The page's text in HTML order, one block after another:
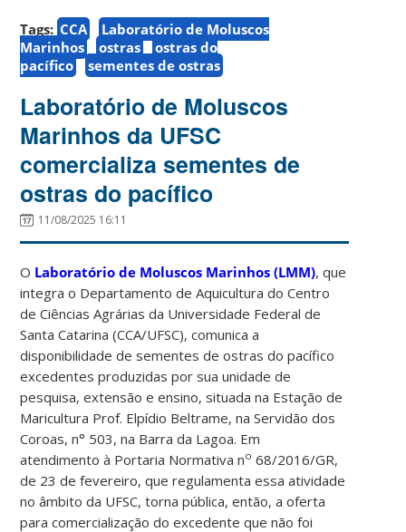
Tags: CCA
Laboratório de Moluscos
Marinhos
ostras
ostras do
pacífico
sementes de ostras
Laboratório de Moluscos
Marinhos da UFSC
comercializa sementes de
ostras do pacífico
11/08/2025 16:11
O Laboratório de Moluscos Marinhos (LMM), que
integra o Departamento de Aquicultura do Centro
de Ciências Agrárias da Universidade Federal de
Santa Catarina (CCA/UFSC), comunica a
disponibilidade de sementes de ostras do pacífico
excedentes produzidas por sua unidade de
pesquisa, extensão e ensino, situada na Estação de
Maricultura Prof. Elpídio Beltrame, na Servidão dos
Coroas, n° 503, na Barra da Lagoa. Em
atendimento à Portaria Normativa no 68/2016/GR,
de 23 de fevereiro, que regulamenta essa atividade
no âmbito da UFSC, torna pública, então, a oferta
para comercialização do excedente que não foi